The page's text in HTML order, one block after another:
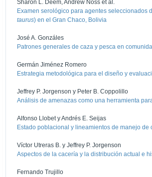
Sharon L. Deem, Andrew Noss et al.
Examen serológico para agentes seleccionados
taurus) en el Gran Chaco, Bolivia
José A. Gonzáles
Patrones generales de caza y pesca en
Germán Jiménez Romero
Estrategia metodológica para el diseño y
Jeffrey P. Jorgenson y Peter B. Coppolillo
Análisis de amenazas como una herramienta
Alfonso Llobet y Andrés E. Seijas
Estado poblacional y lineamientos de manejo de
Víctor Utreras B. y Jeffrey P. Jorgenson
Aspectos de la cacería y la distribución actual e
Fernando Trujillo